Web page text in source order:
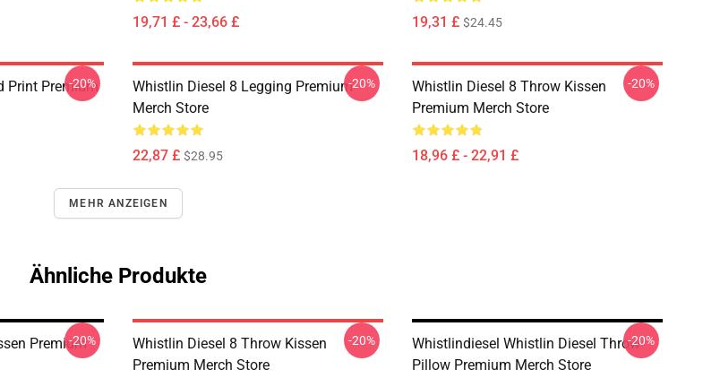
19,71 £ - 23,66 £ 19,31 £ $24.45
Print Premium
-20%
Whistlin Diesel 8 Legging Premium
Merch Store
22,87 £ $28.95
-20%
Whistlin Diesel 8 Throw Kissen
Premium Merch Store
18,96 £ - 22,91 £
-20%
MEHR ANZEIGEN
Ähnliche Produkte
Premium
-20%
Whistlin Diesel 8 Throw Kissen
Premium Merch Store
-20%
Whistlindiesel Whistlin Diesel Throw
Pillow Premium Merch Store
-20%